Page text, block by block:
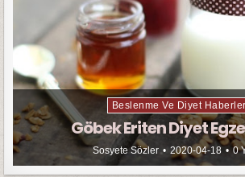
Beslenme Ve Diyet
Göbek Eriten Diyet
Sosyete Sözler 2020-04-18 0